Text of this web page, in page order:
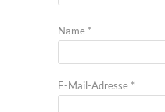
Name *
E-Mail-Adresse *